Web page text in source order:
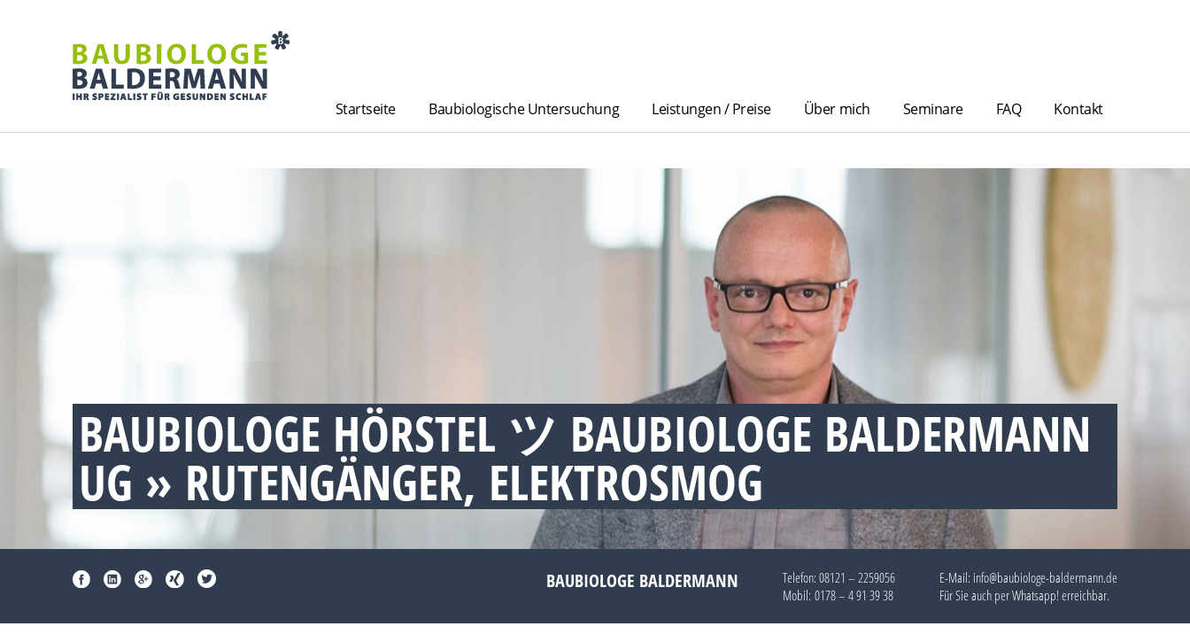
Startseite Baubiologische Untersuchung Leistungen / Preise Über mich Seminare FAQ Kontakt
BAUBIOLOGE HÖRSTEL ツ BAUBIOLOGE BALDERMANN
UG » RUTENGÄNGER, ELEKTROSMOG
BAUBIOLOGE BALDERMANN Telefon: 08121 – 2259056
Mobil: 0178 – 4 91 39 38
E-Mail: info@baubiologe-baldermann.de
Für Sie auch perWhatsapp!erreichbar.